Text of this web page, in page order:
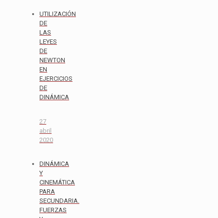
UTILIZACIÓN
DE
LAS
LEYES
DE
NEWTON
EN
EJERCICIOS
DE
DINÁMICA
27
abril
2020
DINÁMICA
Y
CINEMÁTICA
PARA
SECUNDARIA.
FUERZAS